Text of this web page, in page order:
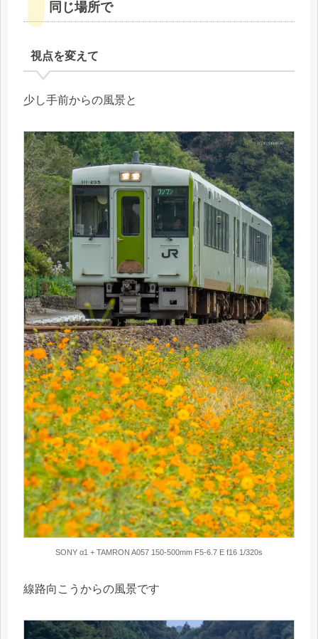
同じ場所で
視点を変えて
少し手前からの風景と
SONY α1 + TAMRON A057 150-500mm F5-6.7 E f16 1/320s
線路向こうからの風景です